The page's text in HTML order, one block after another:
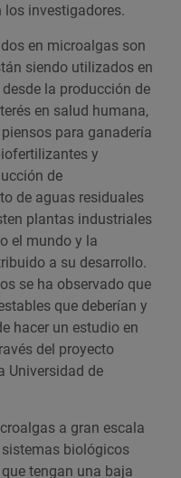
los investigadores.
en microalgas son
siendo utilizados en
la producción de
en salud humana,
para ganadería
y
de
de aguas residuales
plantas industriales
el mundo y la
a su desarrollo.
se ha observado que
que deberían y
hacer un estudio en
del proyecto
Universidad de
a gran escala
biológicos
tengan una baja